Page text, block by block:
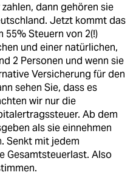
dann gehören sie
Jetzt kommt das
Steuern von 2(!)
und einer natürlichen,
2 Personen und wenn sie
Versicherung für den
sehen Sie, dass es
wir nur die
Ab dem
als sie einnehmen
Senkt mit jedem
Gesamtsteuerlast. Also